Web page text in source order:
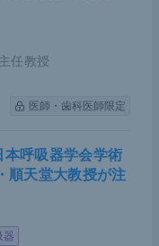
任教授
医師・歯科医師限定
本呼吸器学会学術
順天堂大教授が注
器